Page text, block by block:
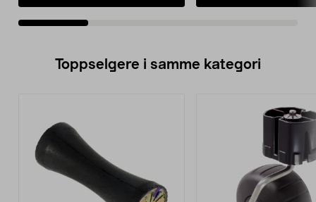
Toppselgere i samme kategori